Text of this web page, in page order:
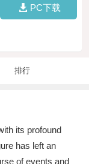
PC下载
排行
its profound
has left an
of events and